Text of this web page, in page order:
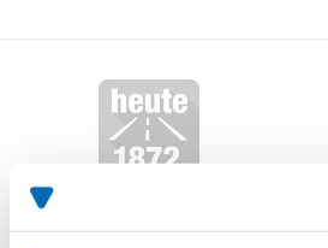
seit 1872